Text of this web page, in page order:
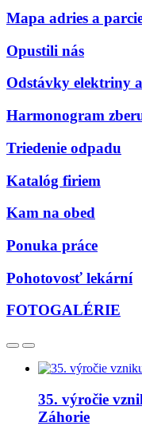
Mapa adries a
Opustili nás
Odstávky elektriny
Harmonogram
Triedenie odpadu
Katalóg firiem
Kam na obed
Ponuka práce
Pohotovosť lekární
FOTOGALÉRIE
35. výročie
Záhorie